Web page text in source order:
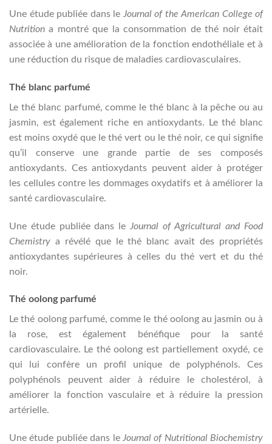
Une étude publiée dans le Journal of the American College of
Nutrition a montré que la consommation de thé noir était
associée à une amélioration de la fonction endothéliale et à
une réduction du risque de maladies cardiovasculaires.
Thé blanc parfumé
Le thé blanc parfumé, comme le thé blanc à la pêche ou au
jasmin, est également riche en antioxydants. Le thé blanc
est moins oxydé que le thé vert ou le thé noir, ce qui signifie
qu’il conserve une grande partie de ses composés
antioxydants. Ces antioxydants peuvent aider à protéger
les cellules contre les dommages oxydatifs et à améliorer la
santé cardiovasculaire.
Une étude publiée dans le Journal of Agricultural and Food
Chemistry a révélé que le thé blanc avait des propriétés
antioxydantes supérieures à celles du thé vert et du thé
noir.
Thé oolong parfumé
Le thé oolong parfumé, comme le thé oolong au jasmin ou à
la rose, est également bénéfique pour la santé
cardiovasculaire. Le thé oolong est partiellement oxydé, ce
qui lui confère un profil unique de polyphénols. Ces
polyphénols peuvent aider à réduire le cholestérol, à
améliorer la fonction vasculaire et à réduire la pression
artérielle.
Une étude publiée dans le Journal of Nutritional Biochemistry